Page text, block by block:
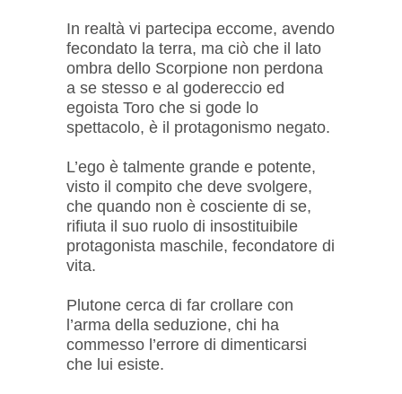
In realtà vi partecipa eccome, avendo
fecondato la terra, ma ciò che il lato
ombra dello Scorpione non perdona
a se stesso e al godereccio ed
egoista Toro che si gode lo
spettacolo, è il protagonismo negato.
L’ego è talmente grande e potente,
visto il compito che deve svolgere,
che quando non è cosciente di se,
rifiuta il suo ruolo di insostituibile
protagonista maschile, fecondatore di
vita.
Plutone cerca di far crollare con
l’arma della seduzione, chi ha
commesso l’errore di dimenticarsi
che lui esiste.